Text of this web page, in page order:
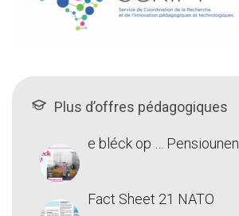
Plus d’offres pédagogiques
e bléck op … Pensiounen
Fact Sheet 21 NATO